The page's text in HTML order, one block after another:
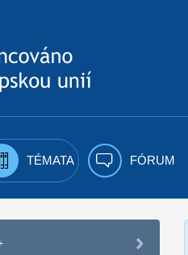
TÉMATA FÓRUM